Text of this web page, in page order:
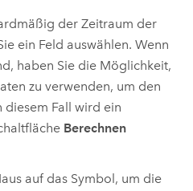
der Zeitraum der
ein Feld auswählen. Wenn
haben Sie die Möglichkeit,
zu verwenden, um den
diesem Fall wird ein
Berechnen
auf das Symbol, um die